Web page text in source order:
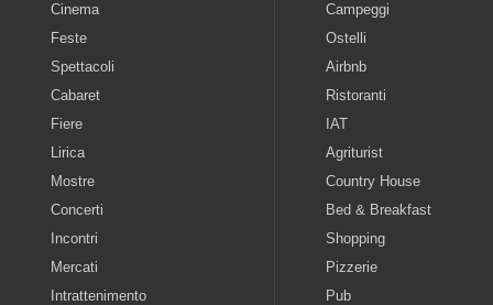
Cinema
Feste
Spettacoli
Cabaret
Fiere
Lirica
Mostre
Concerti
Incontri
Mercati
Intrattenimento
Campeggi
Ostelli
Airbnb
Ristoranti
IAT
Agriturist
Country House
Bed & Breakfast
Shopping
Pizzerie
Pub